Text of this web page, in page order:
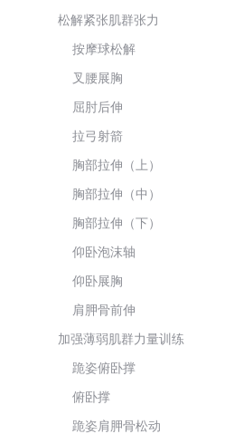
松解紧张肌群张力
按摩球松解
叉腰展胸
屈肘后伸
拉弓射箭
胸部拉伸（上）
胸部拉伸（中）
胸部拉伸（下）
仰卧泡沫轴
仰卧展胸
肩胛骨前伸
加强薄弱肌群力量训练
跪姿俯卧撑
俯卧撑
跪姿肩胛骨松动